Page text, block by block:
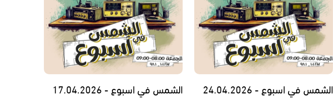
الشمس في اسبوع - 24.04.2026 الشمس في اسبوع - 17.04.2026